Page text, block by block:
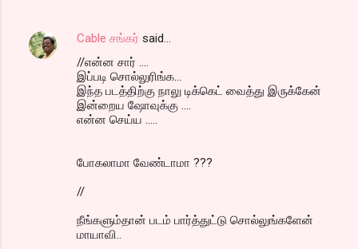
Cable சங்கர் said…
//என்ன சார் ....
இப்படி சொல்லுரிங்க...
இந்த படத்திற்கு நாலு டிக்கெட் வைத்து இருக்கேன்
இன்றைய ஷோவுக்கு ....
என்ன செய்ய .....
போகலாமா வேண்டாமா ???
//
நீங்களும்தான் படம் பார்த்துட்டு சொல்லுங்களேன்
மாயாவி..